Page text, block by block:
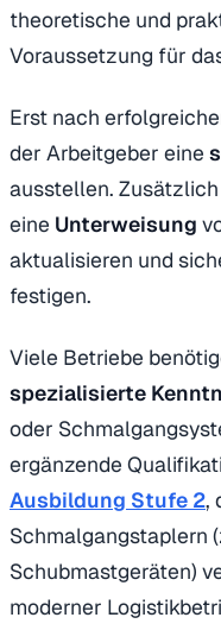
theoretische und
Voraussetzung für
Erst nach
der Arbeitgeber eine
ausstellen.
eine Unterweisung
aktualisieren und
festigen.
Viele Betriebe
spezialisierte
oder
ergänzende
Ausbildung Stufe 2,
Schmalgangstaplern
Schubmastgeräten)
moderner